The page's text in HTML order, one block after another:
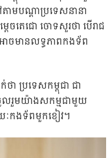
ាមបណ្តាប្រទេសនានា
តេជោ ចោទសួរថា បើរាជ
អាចមានលទ្ធភាពកងទ័ព
ប្រទេសកម្ពុជា ជា
លរួមយ៉ាងសកម្មជាមួយ
ៈកងទ័ពមួកខៀវ។